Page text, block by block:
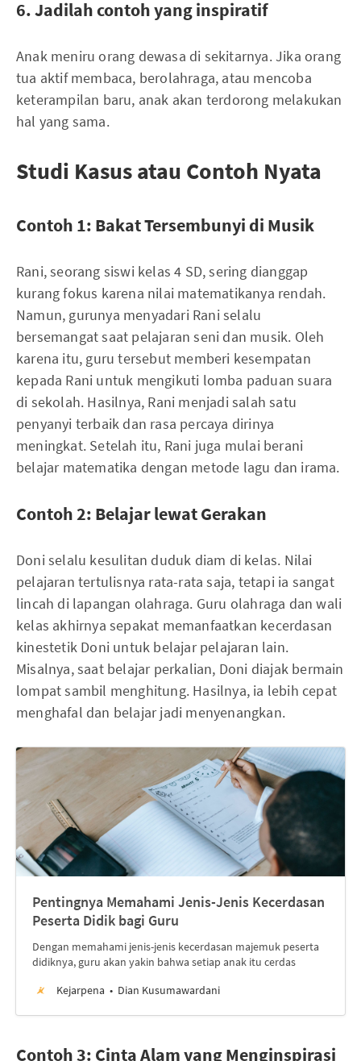
6. Jadilah contoh yang inspiratif
Anak meniru orang dewasa di sekitarnya. Jika orang
tua aktif membaca, berolahraga, atau mencoba
keterampilan baru, anak akan terdorong melakukan
hal yang sama.
Studi Kasus atau Contoh Nyata
Contoh 1: Bakat Tersembunyi di Musik
Rani, seorang siswi kelas 4 SD, sering dianggap
kurang fokus karena nilai matematikanya rendah.
Namun, gurunya menyadari Rani selalu
bersemangat saat pelajaran seni dan musik. Oleh
karena itu, guru tersebut memberi kesempatan
kepada Rani untuk mengikuti lomba paduan suara
di sekolah. Hasilnya, Rani menjadi salah satu
penyanyi terbaik dan rasa percaya dirinya
meningkat. Setelah itu, Rani juga mulai berani
belajar matematika dengan metode lagu dan irama.
Contoh 2: Belajar lewat Gerakan
Doni selalu kesulitan duduk diam di kelas. Nilai
pelajaran tertulisnya rata-rata saja, tetapi ia sangat
lincah di lapangan olahraga. Guru olahraga dan wali
kelas akhirnya sepakat memanfaatkan kecerdasan
kinestetik Doni untuk belajar pelajaran lain.
Misalnya, saat belajar perkalian, Doni diajak bermain
lompat sambil menghitung. Hasilnya, ia lebih cepat
menghafal dan belajar jadi menyenangkan.
Pentingnya Memahami Jenis-Jenis Kecerdasan
Peserta Didik bagi Guru
Dengan memahami jenis-jenis kecerdasan majemuk peserta
didiknya, guru akan yakin bahwa setiap anak itu cerdas
Kejarpena
Dian Kusumawardani
Contoh 3: Cinta Alam yang Menginspirasi